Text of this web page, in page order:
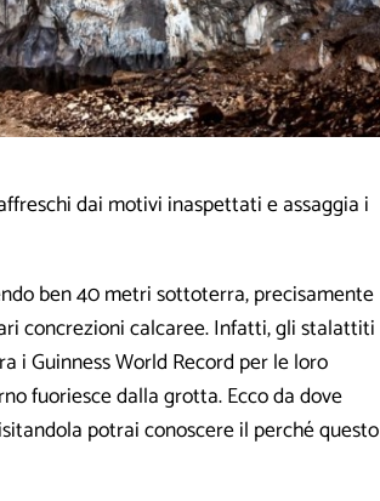
dai motivi inaspettati e assaggia i
ben 40 metri sottoterra, precisamente
concrezioni calcaree. Infatti, gli stalattiti
i Guinness World Record per le loro
fuoriesce dalla grotta. Ecco da dove
potrai conoscere il perché questo